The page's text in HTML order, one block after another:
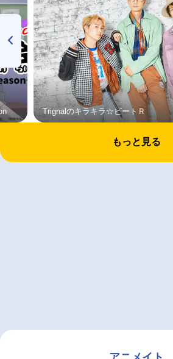
Trignalのキラキラ☆ビートＲ
もっと見る